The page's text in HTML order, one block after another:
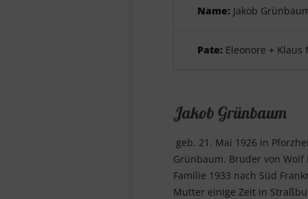
Name: Jakob
Pate: Eleonore +
Jakob Grünbaum
geb. 21. Mai 1926 in
Grünbaum. Bruder von
Familie 1933 nach Süd
Mutter einige Zeit in